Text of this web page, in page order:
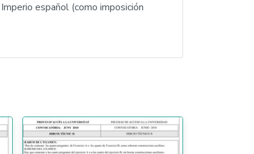
español (como imposición